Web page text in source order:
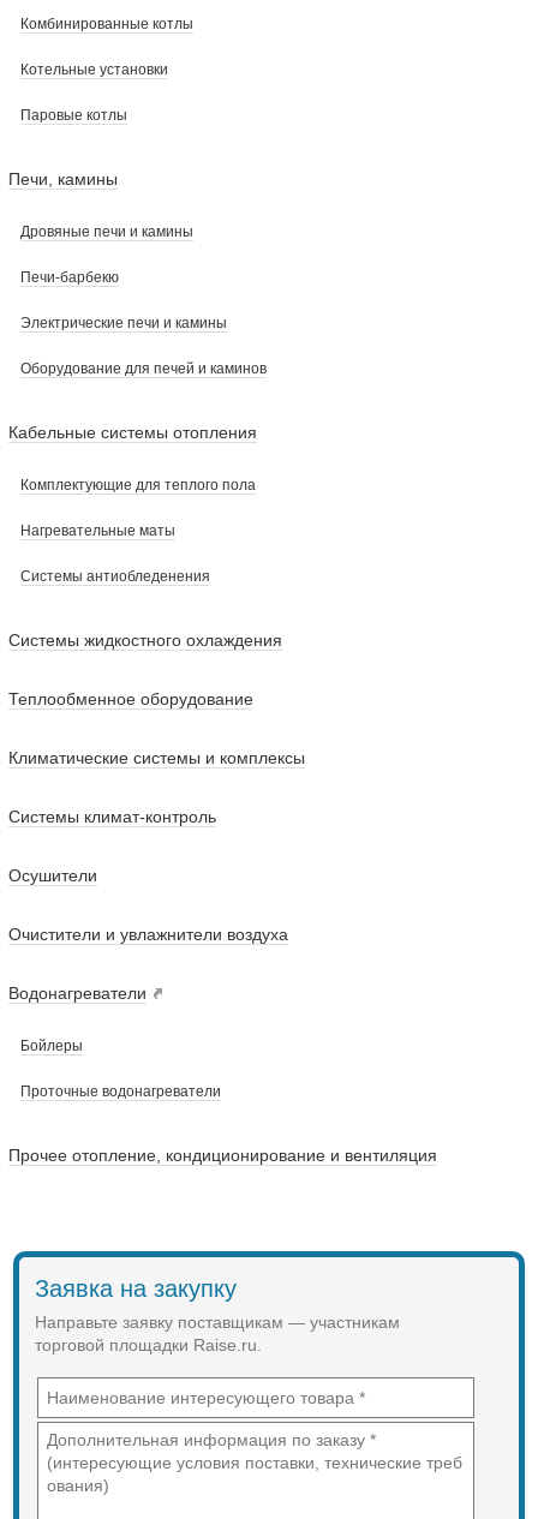
Комбинированные котлы
Котельные установки
Паровые котлы
Печи, камины
Дровяные печи и камины
Печи-барбекю
Электрические печи и камины
Оборудование для печей и каминов
Кабельные системы отопления
Комплектующие для теплого пола
Нагревательные маты
Системы антиобледенения
Системы жидкостного охлаждения
Теплообменное оборудование
Климатические системы и комплексы
Системы климат-контроль
Осушители
Очистители и увлажнители воздуха
Водонагреватели
Бойлеры
Проточные водонагреватели
Прочее отопление, кондиционирование и вентиляция
Заявка на закупку
Направьте заявку поставщикам — участникам
торговой площадки Raise.ru.